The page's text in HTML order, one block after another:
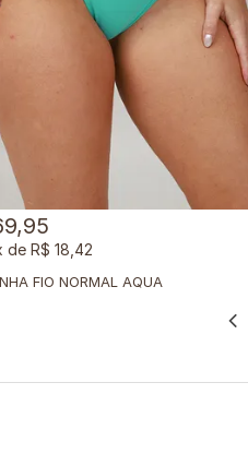
FIO NORMAL AQUA
de R$ 18,42